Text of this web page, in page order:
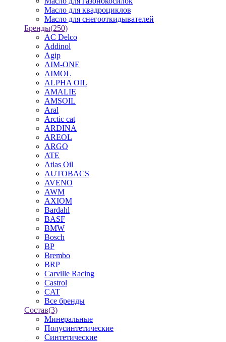
Масло для квадроциклов
Масло для снегооткидывателей
Бренды(250)
AC Delco
Addinol
Agip
AIM-ONE
AIMOL
ALPHA OIL
AMALIE
AMSOIL
Aral
Arctic cat
ARDINA
AREOL
ARGO
ATE
Atlas Oil
AUTOBACS
AVENO
AWM
AXIOM
Bardahl
BASF
BMW
Bosch
BP
Brembo
BRP
Carville Racing
Castrol
CAT
Все бренды
Состав(3)
Минеральные
Полусинтетические
Синтетические